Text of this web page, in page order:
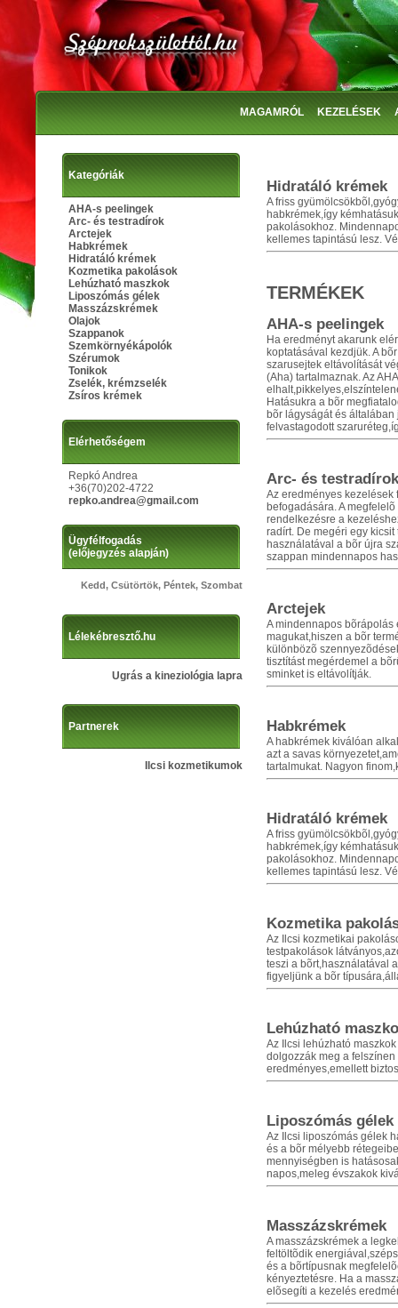
MAGAMRÓL KEZELÉSEK
Kategóriák
AHA-s peelingek
Arc- és testradírok
Arctejek
Habkrémek
Hidratáló krémek
Kozmetika pakolások
Lehúzható maszkok
Liposzómás gélek
Masszázskrémek
Olajok
Szappanok
Szemkörnyékápolók
Szérumok
Tonikok
Zselék, krémzselék
Zsíros krémek
Elérhetőségem
Repkó Andrea
+36(70)202-4722
repko.andrea@gmail.com
Ügyfélfogadás
(előjegyzés alapján)
Kedd, Csütörtök, Péntek, Szombat
Lélekébresztő.hu
Ugrás a kineziológia lapra
Partnerek
Ilcsi kozmetikumok
Hidratáló krémek
A friss
habkrémek,így
pakolásokhoz.
kellemes tapintású lesz.
TERMÉKEK
AHA-s peelingek
Ha eredményt akarunk
koptatásával kezdjük. A
szarusejtek eltávolítását
(Aha) tartalmaznak. Az
Hatásukra a bõr
bõr lágyságát és
felvastagodott
Arc- és testradírok
Az eredményes kezelések
befogadására. A
rendelkezésre a
radírt. De megéri egy
használatával a bõr újra
szappan mindennapos
Arctejek
A mindennapos bõrápolás
magukat,hiszen a bõr
különbözõ
tisztítást megérdemel a
sminket is eltávolítják.
Habkrémek
A habkrémek kiválóan
azt a savas
tartalmukat. Nagyon
Hidratáló krémek
A friss
habkrémek,így
pakolásokhoz.
kellemes tapintású lesz.
Kozmetika
Az Ilcsi kozmetikai
testpakolások
teszi a bõrt,használatával
figyeljünk a bõr
Lehúzható
Az Ilcsi lehúzható
dolgozzák meg a
eredményes,emellett
Liposzómás gélek
Az Ilcsi liposzómás gélek
és a bõr mélyebb
mennyiségben is
napos,meleg évszakok
Masszázskrémek
A masszázskrémek a
feltöltõdik
és a bõrtípusnak
kényeztetésre. Ha a
elõsegíti a kezelés